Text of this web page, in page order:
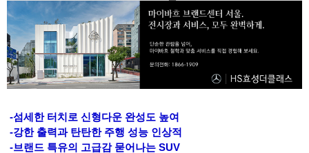
-섬세한 터치로 신형다운 완성도 높여
-강한 출력과 탄탄한 주행 성능 인상적
-브랜드 특유의 고급감 묻어나는 SUV